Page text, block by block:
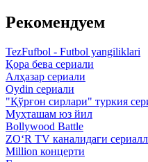
Рекомендуем
TezFufbol - Futbol yangiliklari
Қора бева сериали
Алҳазар сериали
Oydin сериали
"Қўрғон сирлари" туркия
Муҳташам юз йил
Bollywood Battle
ZO‘R TV каналидаги
Million концерти